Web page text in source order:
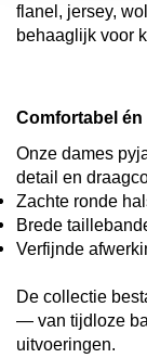
flanel, jersey,
behaaglijk voor
Comfortabel
Onze dames
detail en
Zachte ronde
Brede
Verfijnde
De collectie
— van tijdloze
uitvoeringen.